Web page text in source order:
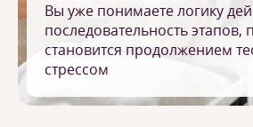
Вы уже понимаете логику
последовательность этапов,
становится продолжением
стрессом